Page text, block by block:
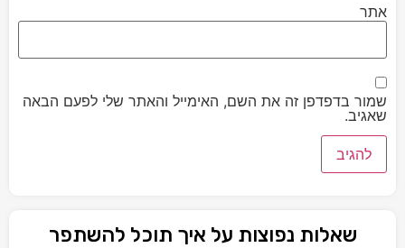
אתר
שמור בדפדפן זה את השם, האימייל והאתר שלי לפעם הבאה
שאגיב.
שאלות נפוצות על איך תוכל להשתפר